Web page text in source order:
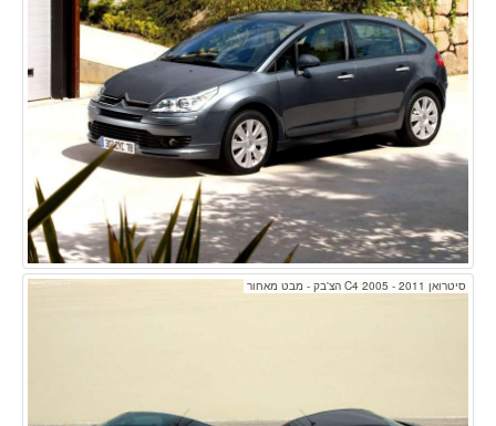
סיטרואן C4 2005 - 2011 הצ'בק - מבט מאחור